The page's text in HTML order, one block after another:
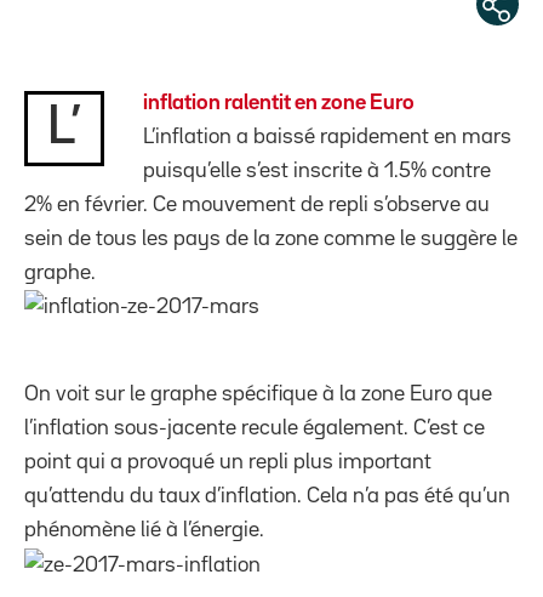
L’
inflation ralentit en zone Euro
L’inflation a baissé rapidement en mars
puisqu’elle s’est inscrite à 1.5% contre
2% en février. Ce mouvement de repli s’observe au
sein de tous les pays de la zone comme le suggère le
graphe.
On voit sur le graphe spécifique à la zone Euro que
l’inflation sous-jacente recule également. C’est ce
point qui a provoqué un repli plus important
qu’attendu du taux d’inflation. Cela n’a pas été qu’un
phénomène lié à l’énergie.